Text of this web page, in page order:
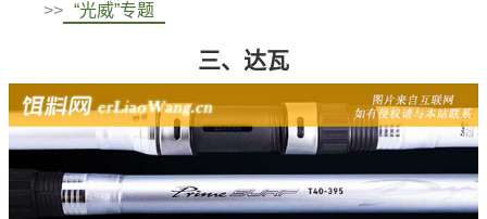
>> “光威”专题
三、达瓦